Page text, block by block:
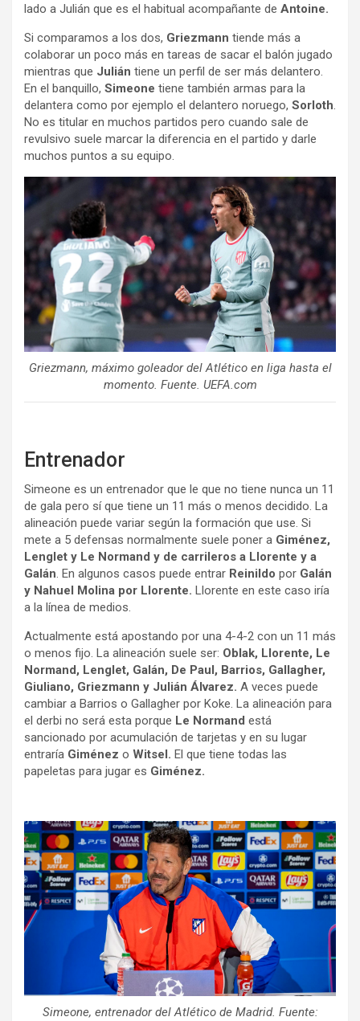
lado a Julián que es el habitual acompañante de Antoine.
Si comparamos a los dos, Griezmann tiende más a
colaborar un poco más en tareas de sacar el balón jugado
mientras que Julián tiene un perfil de ser más delantero.
En el banquillo, Simeone tiene también armas para la
delantera como por ejemplo el delantero noruego, Sorloth.
No es titular en muchos partidos pero cuando sale de
revulsivo suele marcar la diferencia en el partido y darle
muchos puntos a su equipo.
Griezmann, máximo goleador del Atlético en liga hasta el
momento. Fuente. UEFA.com
Entrenador
Simeone es un entrenador que le que no tiene nunca un 11
de gala pero sí que tiene un 11 más o menos decidido. La
alineación puede variar según la formación que use. Si
mete a 5 defensas normalmente suele poner a Giménez,
Lenglet y Le Normand y de carrileros a Llorente y a
Galán. En algunos casos puede entrar Reinildo por Galán
y Nahuel Molina por Llorente. Llorente en este caso iría
a la línea de medios.
Actualmente está apostando por una 4-4-2 con un 11 más
o menos fijo. La alineación suele ser: Oblak, Llorente, Le
Normand, Lenglet, Galán, De Paul, Barrios, Gallagher,
Giuliano, Griezmann y Julián Álvarez. A veces puede
cambiar a Barrios o Gallagher por Koke. La alineación para
el derbi no será esta porque Le Normand está
sancionado por acumulación de tarjetas y en su lugar
entraría Giménez o Witsel. El que tiene todas las
papeletas para jugar es Giménez.
Simeone, entrenador del Atlético de Madrid. Fuente: